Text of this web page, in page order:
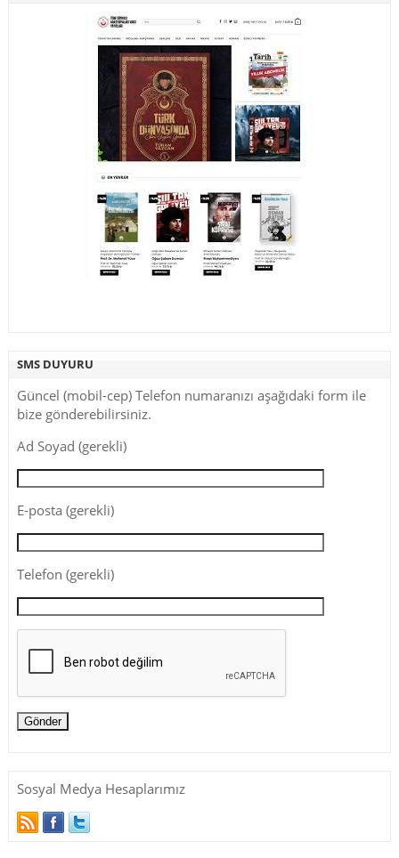
SMS DUYURU
Güncel (mobil-cep) Telefon numaranızı aşağıdaki form ile
bize gönderebilirsiniz.
Ad Soyad (gerekli)
E-posta (gerekli)
Telefon (gerekli)
Sosyal Medya Hesaplarımız